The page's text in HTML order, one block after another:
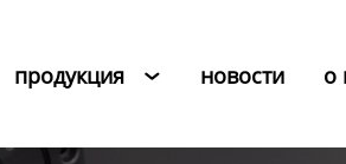
продукция  новости о